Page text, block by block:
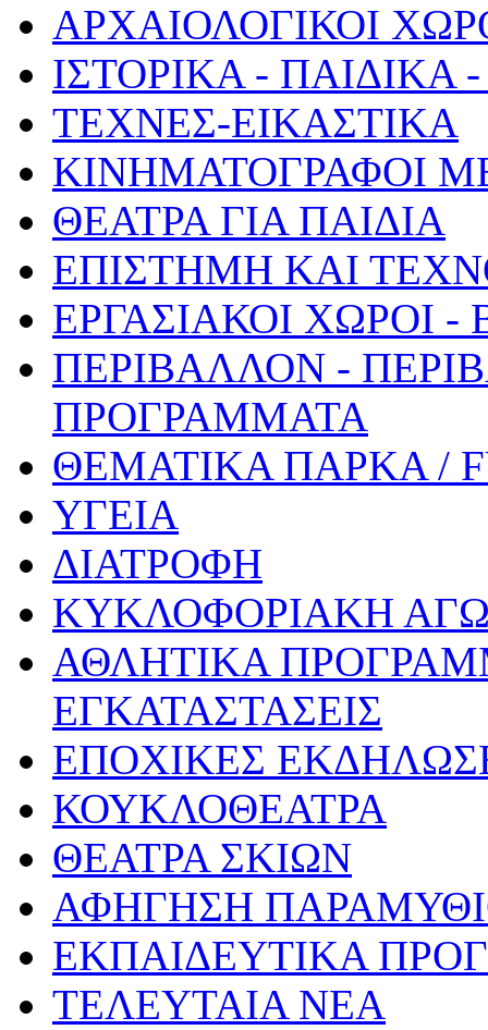
ΑΡΧΑΙΟΛΟΓΙΚΟΙ
ΙΣΤΟΡΙΚΑ -
ΤΕΧΝΕΣ-ΕΙΚΑΣΤΙΚΑ
ΚΙΝΗΜΑΤΟΓΡΑΦΟΙ
ΘΕΑΤΡΑ ΓΙΑ ΠΑΙΔΙΑ
ΕΠΙΣΤΗΜΗ ΚΑΙ
ΕΡΓΑΣΙΑΚΟΙ ΧΩΡΟΙ
ΠΕΡΙΒΑΛΛΟΝ -
ΠΡΟΓΡΑΜΜΑΤΑ
ΘΕΜΑΤΙΚΑ ΠΑΡΚΑ /
ΥΓΕΙΑ
ΔΙΑΤΡΟΦΗ
ΚΥΚΛΟΦΟΡΙΑΚΗ
ΑΘΛΗΤΙΚΑ
ΕΓΚΑΤΑΣΤΑΣΕΙΣ
ΕΠΟΧΙΚΕΣ
ΚΟΥΚΛΟΘΕΑΤΡΑ
ΘΕΑΤΡΑ ΣΚΙΩΝ
ΑΦΗΓΗΣΗ
ΕΚΠΑΙΔΕΥΤΙΚΑ
ΤΕΛΕΥΤΑΙΑ ΝΕΑ